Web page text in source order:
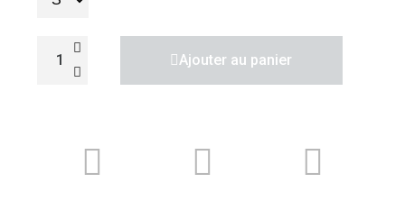
Ajouter au panier